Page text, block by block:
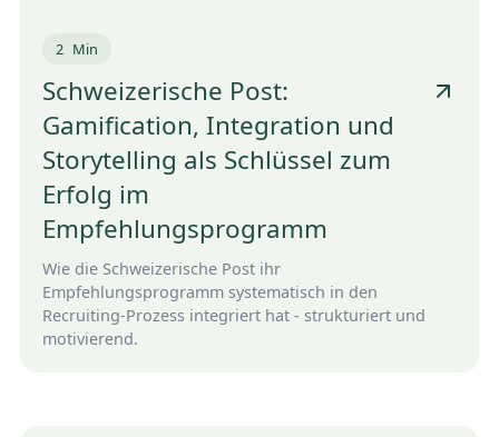
2 Min
Schweizerische Post:
Gamification, Integration und
Storytelling als Schlüssel zum
Erfolg im
Empfehlungsprogramm
Wie die Schweizerische Post ihr
Empfehlungsprogramm systematisch in den
Recruiting-Prozess integriert hat - strukturiert und
motivierend.